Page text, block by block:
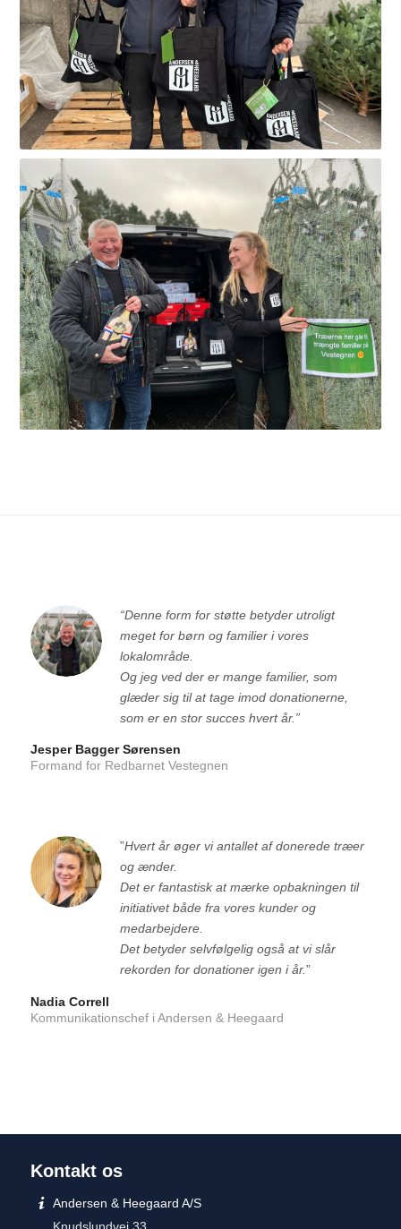
“Denne form for støtte betyder utroligt
meget for børn og familier i vores
lokalområde.
Og jeg ved der er mange familier, som
glæder sig til at tage imod donationerne,
som er en stor succes hvert år.”
Jesper Bagger Sørensen
Formand for Redbarnet Vestegnen
”Hvert år øger vi antallet af donerede træer
og ænder.
Det er fantastisk at mærke opbakningen til
initiativet både fra vores kunder og
medarbejdere.
Det betyder selvfølgelig også at vi slår
rekorden for donationer igen i år.”
Nadia Correll
Kommunikationschef i Andersen & Heegaard
Kontakt os
Andersen & Heegaard A/S